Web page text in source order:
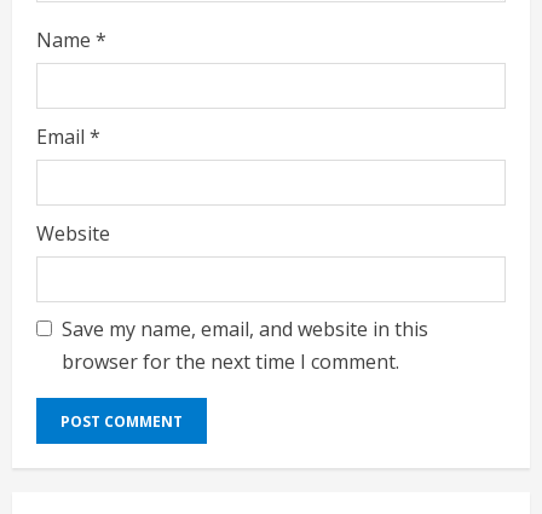
Name *
Email *
Website
Save my name, email, and website in this
browser for the next time I comment.